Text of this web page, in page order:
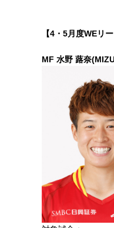
【4・5月度WEリ
MF 水野 蕗奈